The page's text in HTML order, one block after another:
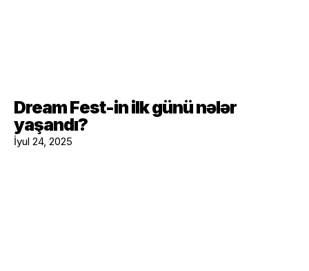
Dream Fest-in ilk günü nələr
yaşandı?
İyul 24, 2025